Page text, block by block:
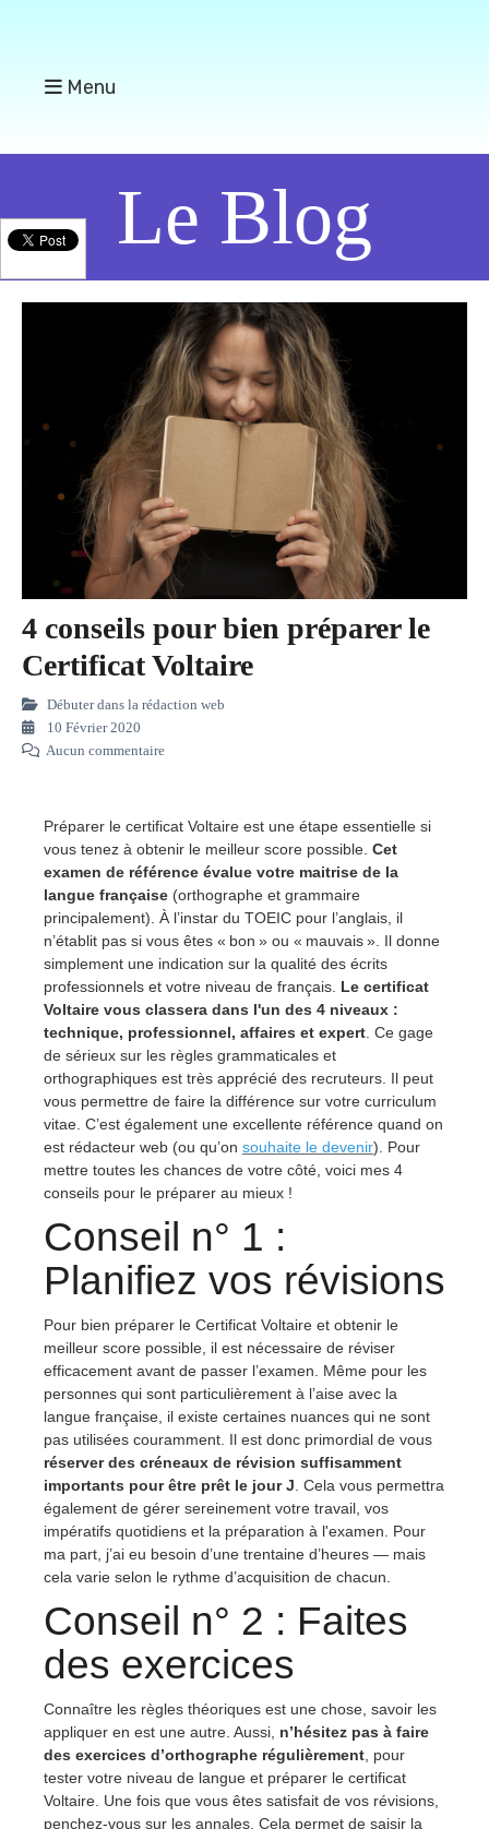
Menu
Le Blog
4 conseils pour bien préparer le
Certificat Voltaire
Débuter dans la rédaction web
10 Février 2020
Aucun commentaire
Préparer le certificat Voltaire est une étape essentielle si
vous tenez à obtenir le meilleur score possible. Cet
examen de référence évalue votre maitrise de la
langue française (orthographe et grammaire
principalement). À l’instar du TOEIC pour l’anglais, il
n’établit pas si vous êtes « bon » ou « mauvais ». Il donne
simplement une indication sur la qualité des écrits
professionnels et votre niveau de français. Le certificat
Voltaire vous classera dans l'un des 4 niveaux :
technique, professionnel, affaires et expert . Ce gage
de sérieux sur les règles grammaticales et
orthographiques est très apprécié des recruteurs. Il peut
vous permettre de faire la différence sur votre curriculum
vitae. C’est également une excellente référence quand on
est rédacteur web (ou qu’on souhaite le devenir). Pour
mettre toutes les chances de votre côté, voici mes 4
conseils pour le préparer au mieux !
Conseil n° 1 :
Planifiez vos révisions
Pour bien préparer le Certificat Voltaire et obtenir le
meilleur score possible, il est nécessaire de réviser
efficacement avant de passer l’examen. Même pour les
personnes qui sont particulièrement à l’aise avec la
langue française, il existe certaines nuances qui ne sont
pas utilisées couramment. Il est donc primordial de vous
réserver des créneaux de révision suffisamment
importants pour être prêt le jour J . Cela vous permettra
également de gérer sereinement votre travail, vos
impératifs quotidiens et la préparation à l'examen. Pour
ma part, j’ai eu besoin d’une trentaine d’heures — mais
cela varie selon le rythme d’acquisition de chacun.
Conseil n° 2 : Faites
des exercices
Connaître les règles théoriques est une chose, savoir les
appliquer en est une autre. Aussi, n’hésitez pas à faire
des exercices d’orthographe régulièrement , pour
tester votre niveau de langue et préparer le certificat
Voltaire. Une fois que vous êtes satisfait de vos révisions,
penchez-vous sur les annales. Cela permet de saisir la